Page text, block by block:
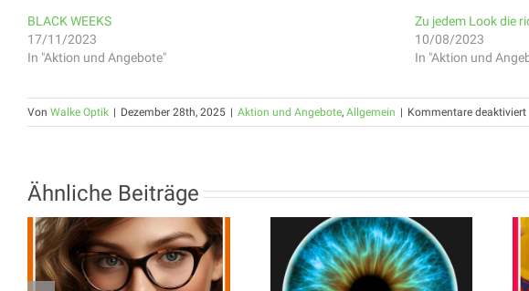
BLACK WEEKS
17/11/2023
In "Aktion und Angebote"
Zu jedem Look die
10/08/2023
In "Aktion und
Von Walke Optik | Dezember 28th, 2025 | Aktion und Angebote, Allgemein | Kommentare deaktiviert
Ähnliche Beiträge